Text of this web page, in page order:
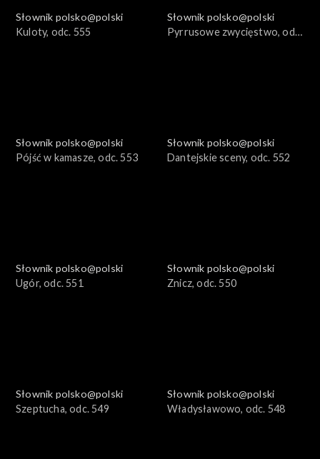
Słownik polsko@polski
Kuloty, odc. 555
Słownik polsko@polski
Pyrrusowe zwycięstwo, odc.
Słownik polsko@polski
Pójść w kamasze, odc. 553
Słownik polsko@polski
Dantejskie sceny, odc. 552
Słownik polsko@polski
Ugór, odc. 551
Słownik polsko@polski
Znicz, odc. 550
Słownik polsko@polski
Szeptucha, odc. 549
Słownik polsko@polski
Władysławowo, odc. 548